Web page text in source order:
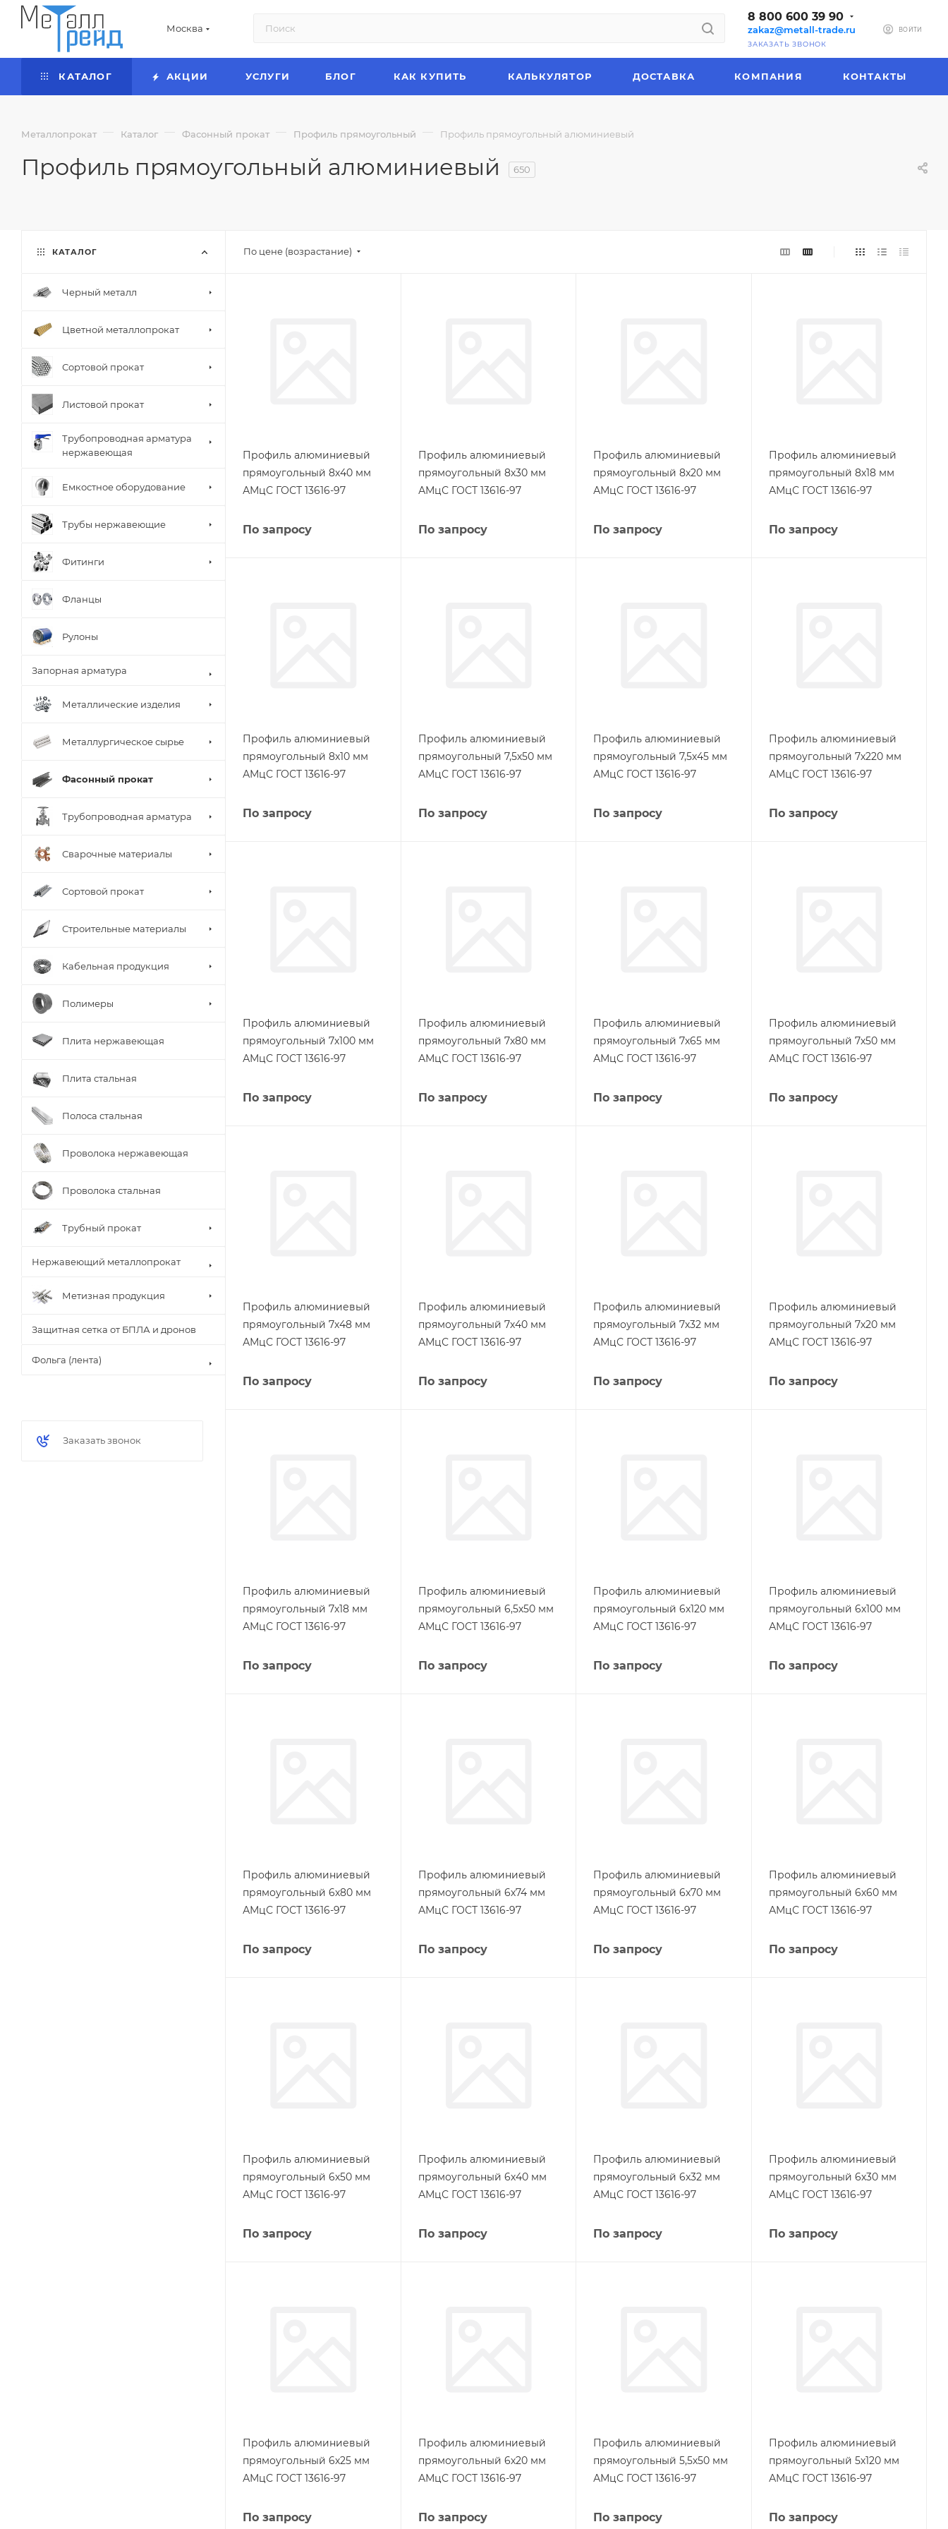
Москва
8 800 600 39 90
zakaz@metall-trade.ru
ЗАКАЗАТЬ ЗВОНОК
ВОЙТИ
КАТАЛОГ АКЦИИ УСЛУГИ БЛОГ КАК КУПИТЬ КАЛЬКУЛЯТОР ДОСТАВКА КОМПАНИЯ КОНТАКТЫ
Металлопрокат — Каталог — Фасонный прокат — Профиль прямоугольный — Профиль прямоугольный алюминиевый
Профиль прямоугольный алюминиевый 650
По цене (возрастание)
Профиль алюминиевый
прямоугольный 8х40 мм
АМцС ГОСТ 13616-97
По запросу
Профиль алюминиевый
прямоугольный 8х30 мм
АМцС ГОСТ 13616-97
По запросу
Профиль алюминиевый
прямоугольный 8х20 мм
АМцС ГОСТ 13616-97
По запросу
Профиль алюминиевый
прямоугольный 8х18 мм
АМцС ГОСТ 13616-97
По запросу
Профиль алюминиевый
прямоугольный 8х10 мм
АМцС ГОСТ 13616-97
По запросу
Профиль алюминиевый
прямоугольный 7,5х50 мм
АМцС ГОСТ 13616-97
По запросу
Профиль алюминиевый
прямоугольный 7,5х45 мм
АМцС ГОСТ 13616-97
По запросу
Профиль алюминиевый
прямоугольный 7х220 мм
АМцС ГОСТ 13616-97
По запросу
Профиль алюминиевый
прямоугольный 7х100 мм
АМцС ГОСТ 13616-97
По запросу
Профиль алюминиевый
прямоугольный 7х80 мм
АМцС ГОСТ 13616-97
По запросу
Профиль алюминиевый
прямоугольный 7х65 мм
АМцС ГОСТ 13616-97
По запросу
Профиль алюминиевый
прямоугольный 7х50 мм
АМцС ГОСТ 13616-97
По запросу
Профиль алюминиевый
прямоугольный 7х48 мм
АМцС ГОСТ 13616-97
По запросу
Профиль алюминиевый
прямоугольный 7х40 мм
АМцС ГОСТ 13616-97
По запросу
Профиль алюминиевый
прямоугольный 7х32 мм
АМцС ГОСТ 13616-97
По запросу
Профиль алюминиевый
прямоугольный 7х20 мм
АМцС ГОСТ 13616-97
По запросу
Профиль алюминиевый
прямоугольный 7х18 мм
АМцС ГОСТ 13616-97
По запросу
Профиль алюминиевый
прямоугольный 6,5х50 мм
АМцС ГОСТ 13616-97
По запросу
Профиль алюминиевый
прямоугольный 6х120 мм
АМцС ГОСТ 13616-97
По запросу
Профиль алюминиевый
прямоугольный 6х100 мм
АМцС ГОСТ 13616-97
По запросу
Профиль алюминиевый
прямоугольный 6х80 мм
АМцС ГОСТ 13616-97
По запросу
Профиль алюминиевый
прямоугольный 6х74 мм
АМцС ГОСТ 13616-97
По запросу
Профиль алюминиевый
прямоугольный 6х70 мм
АМцС ГОСТ 13616-97
По запросу
Профиль алюминиевый
прямоугольный 6х60 мм
АМцС ГОСТ 13616-97
По запросу
Профиль алюминиевый
прямоугольный 6х50 мм
АМцС ГОСТ 13616-97
По запросу
Профиль алюминиевый
прямоугольный 6х40 мм
АМцС ГОСТ 13616-97
По запросу
Профиль алюминиевый
прямоугольный 6х32 мм
АМцС ГОСТ 13616-97
По запросу
Профиль алюминиевый
прямоугольный 6х30 мм
АМцС ГОСТ 13616-97
По запросу
Профиль алюминиевый
прямоугольный 6х25 мм
АМцС ГОСТ 13616-97
По запросу
Профиль алюминиевый
прямоугольный 6х20 мм
АМцС ГОСТ 13616-97
По запросу
Профиль алюминиевый
прямоугольный 5,5х50 мм
АМцС ГОСТ 13616-97
По запросу
Профиль алюминиевый
прямоугольный 5х120 мм
АМцС ГОСТ 13616-97
По запросу
КАТАЛОГ
Черный металл
Цветной металлопрокат
Сортовой прокат
Листовой прокат
Трубопроводная арматура
нержавеющая
Емкостное оборудование
Трубы нержавеющие
Фитинги
Фланцы
Рулоны
Запорная арматура
Металлические изделия
Металлургическое сырье
Фасонный прокат
Трубопроводная арматура
Сварочные материалы
Сортовой прокат
Строительные материалы
Кабельная продукция
Полимеры
Плита нержавеющая
Плита стальная
Полоса стальная
Проволока нержавеющая
Проволока стальная
Трубный прокат
Нержавеющий металлопрокат
Метизная продукция
Защитная сетка от БПЛА и дронов
Фольга (лента)
Заказать звонок